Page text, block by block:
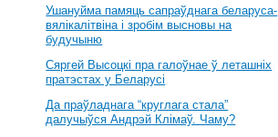
Ушануйма памяць сапраўднага беларуса-
вялікалітвіна і зробім высновы на
будучыню
Сяргей Высоцкі пра галоўнае ў леташніх
пратэстах у Беларусі
Да праўладнага “круглага стала”
далучыўся Андрэй Клімаў. Чаму?